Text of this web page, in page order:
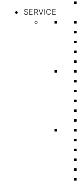
SERVICE